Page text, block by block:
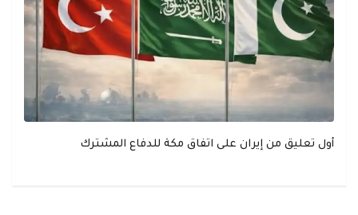
أول تعليق من إيران على اتفاق مكة للدفاع المشترك